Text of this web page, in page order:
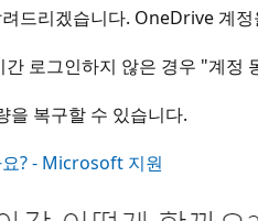
드리겠습니다. OneDrive 계
로그인하지 않은 경우 "계정
을 복구할 수 있습니다.
? - Microsoft 지원